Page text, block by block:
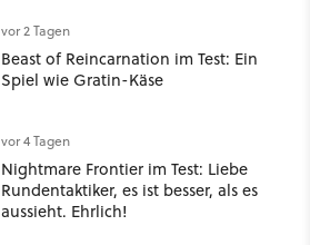
gehört
vor 2 Tagen
Beast of Reincarnation im Test: Ein
Spiel wie Gratin-Käse
vor 4 Tagen
Nightmare Frontier im Test: Liebe
Rundentaktiker, es ist besser, als es
aussieht. Ehrlich!